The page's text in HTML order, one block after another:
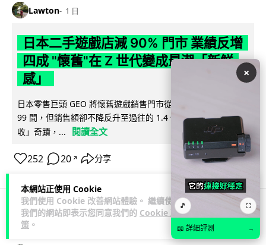
本網站正使用 Cookie
我們使用 Cookie 改善網站體驗。 繼續使用
我們的網站即表示您同意我們的 Cookie 政
策 。
Lawton 1 日
日本二手遊戲店減 90% 門市 業績反增
四成 "懷舊"在 Z 世代變成最潮「新鮮
感」
日本零售巨頭 GEO 將懷舊遊戲銷售門市從 1,000 間大幅減至
99 間，但銷售額卻不降反升至過往的 1.4 倍。做到「減店增
收」奇蹟，...
閱讀全文
252 20 ↗ 分享
人工智能
×
🎵 ⛶
📖 詳細評測 →